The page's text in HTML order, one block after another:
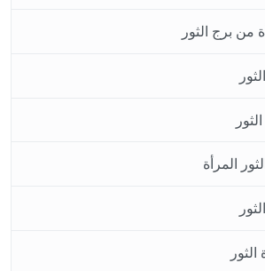
من برج الثور
المرأة